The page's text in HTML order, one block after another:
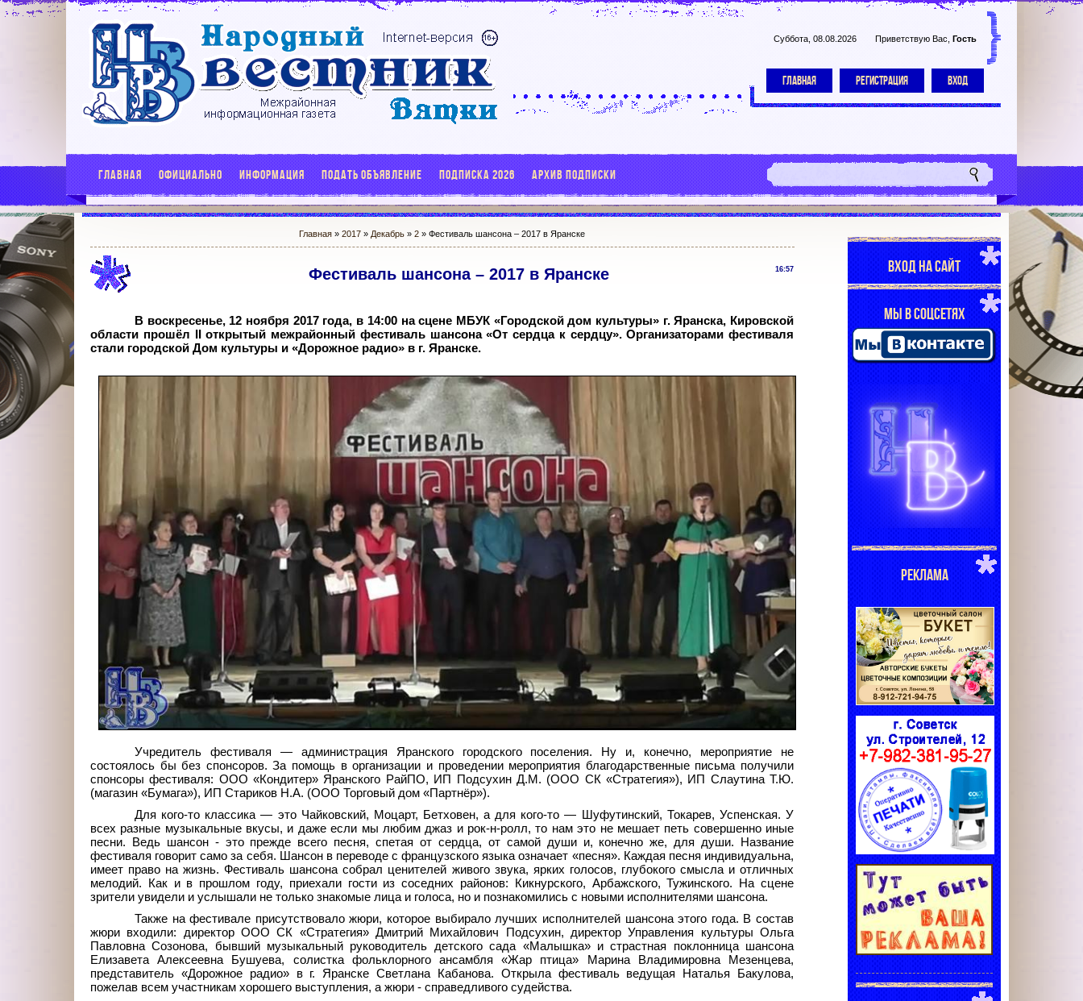
Суббота, 08.08.2026 Приветствую Вас Гость
ГЛАВНАЯ РЕГИСТРАЦИЯ ВХОД
ГЛАВНАЯ ОФИЦИАЛЬНО ИНФОРМАЦИЯ ПОДАТЬ ОБЪЯВЛЕНИЕ ПОДПИСКА 2026 АРХИВ ПОДПИСКИ
Главная »2017 » Декабрь » 2 » Фестиваль шансона – 2017 в Яранске
16:57
Фестиваль шансона – 2017 в Яранске
В воскресенье, 12 ноября 2017 года, в 14:00 на сцене МБУК «Городской дом культуры» г. Яранска, Кировской
области прошёл II открытый межрайонный фестиваль шансона «От сердца к сердцу». Организаторами фестиваля
стали городской Дом культуры и «Дорожное радио» в г. Яранске.
Учредитель фестиваля —администрация Яранского городского поселения. Ну и, конечно, мероприятие не
состоялось бы без спонсоров. За помощь в организации и проведении мероприятия благодарственные письма получили
спонсоры фестиваля: ООО «Кондитер» Яранского РайПО, ИП Подсухин Д.М. (ООО СК «Стратегия»), ИП Слаутина Т.Ю.
(магазин «Бумага»), ИП Стариков Н.А. (ООО Торговый дом «Партнёр»).
Для кого-то классика— это Чайковский, Моцарт, Бетховен, а для кого-то— Шуфутинский, Токарев, Успенская. У
всех разные музыкальные вкусы, и даже если мы любим джаз и рок-н-ролл, то нам это не мешает петь совершенно иные
песни. Ведь шансон - это прежде всего песня, спетая от сердца, от самой души и, конечно же, для души. Название
фестиваля говорит само за себя. Шансон в переводе с французского языка означает «песня». Каждая песня индивидуальна,
имеет право на жизнь. Фестиваль шансона собрал ценителей живого звука, ярких голосов, глубокого смысла и отличных
мелодий. Как и в прошлом году, приехали гости из соседних районов: Кикнурского, Арбажского, Тужинского. На сцене
зрители увидели и услышали не только знакомые лица и голоса, но и познакомились с новыми исполнителями шансона.
Также на фестивале присутствовало жюри, которое выбирало лучших исполнителей шансона этого года. В состав
жюри входили: директор ООО СК «Стратегия» Дмитрий Михайлович Подсухин, директор Управления культуры Ольга
Павловна Созонова, бывший музыкальный руководитель детского сада «Малышка» и страстная поклонница шансона
Елизавета Алексеевна Бушуева, солистка фольклорного ансамбля «Жар птица» Марина Владимировна Мезенцева,
представитель «Дорожное радио» в г. Яранске Светлана Кабанова. Открыла фестиваль ведущая Наталья Бакулова,
пожелав всем участникам хорошего выступления, а жюри - справедливого судейства.
ВХОД НА САЙТ
МЫ В СОЦСЕТЯХ
РЕКЛАМА